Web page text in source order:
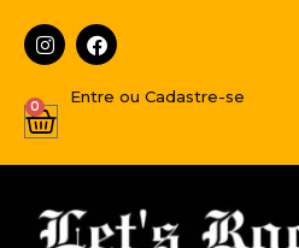
Entre ou Cadastre-se
0